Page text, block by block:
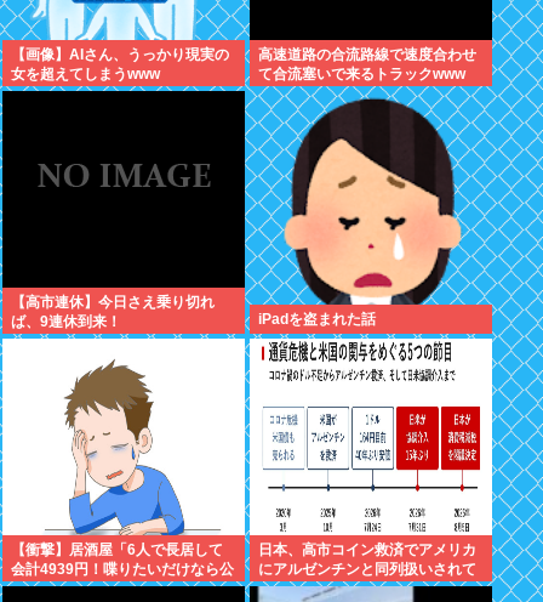
【画像】AIさん、うっかり現実の
女を超えてしまうwww
高速道路の合流路線で速度合わせ
て合流塞いで来るトラックwww
【高市連休】今日さえ乗り切れ
ば、9連休到来！
iPadを盗まれた話
【衝撃】居酒屋「6人で長居して
会計4939円！喋りたいだけなら公
園に行ってくれ（怒」←これ
日本、高市コイン救済でアメリカ
にアルゼンチンと同列扱いされて
いた